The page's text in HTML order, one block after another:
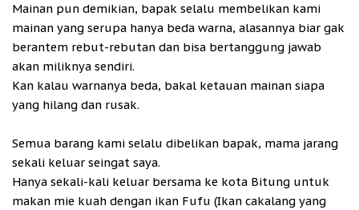
Mainan pun demikian, bapak selalu membelikan kami
mainan yang serupa hanya beda warna, alasannya biar gak
berantem rebut-rebutan dan bisa bertanggung jawab
akan miliknya sendiri.
Kan kalau warnanya beda, bakal ketauan mainan siapa
yang hilang dan rusak.
Semua barang kami selalu dibelikan bapak, mama jarang
sekali keluar seingat saya.
Hanya sekali-kali keluar bersama ke kota Bitung untuk
makan mie kuah dengan ikan Fufu (Ikan cakalang yang